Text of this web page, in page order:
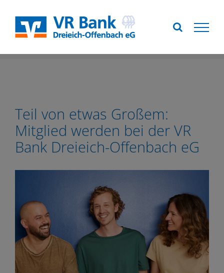
Inhalt
springen
Teil von etwas Großem:
Mitglied werden bei der VR
Bank Dreieich-Offenbach eG